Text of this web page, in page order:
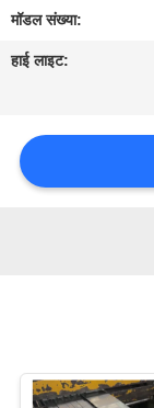
संपर्क
एक
उद्धरण
साइटमैप
मॉडल संख्या:
हाई लाइट: